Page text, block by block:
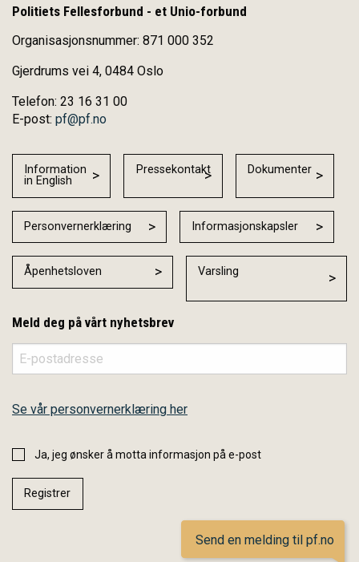
Politiets Fellesforbund - et Unio-forbund
Organisasjonsnummer: 871 000 352
Gjerdrums vei 4, 0484 Oslo
Telefon: 23 16 31 00
E-post: pf@pf.no
Information
in English
Pressekontakt Dokumenter
Personvernerklæring Informasjonskapsler
Åpenhetsloven Varsling
Meld deg på vårt nyhetsbrev
Se vår personvernerklæring her
Ja, jeg ønsker å motta informasjon på e-post
Send en melding til pf.no